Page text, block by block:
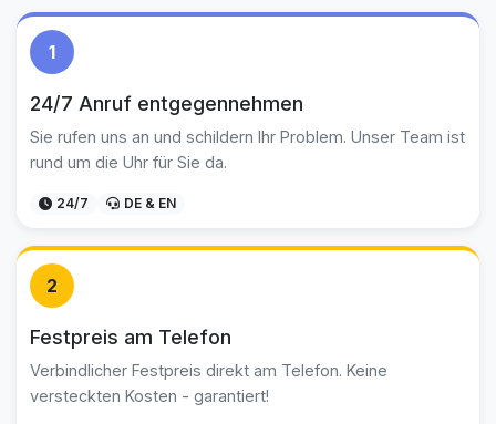
1
24/7 Anruf entgegennehmen
Sie rufen uns an und schildern Ihr Problem. Unser Team ist
rund um die Uhr für Sie da.
24/7 DE & EN
2
Festpreis am Telefon
Verbindlicher Festpreis direkt am Telefon. Keine
versteckten Kosten - garantiert!